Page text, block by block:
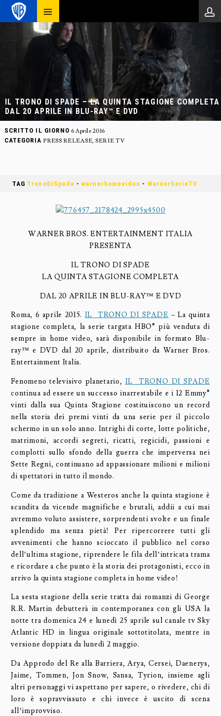
IL TRONO DI SPADE – LA QUINTA STAGIONE COMPLETA
DAL 20 APRILE IN BLU-RAY™ E DVD
SCRITTO IL GIORNO 6 Aprile 2016
CATEGORIA PRESS RELEASE,SERIE TV
TAGTronoDiSpade -warnerhomevideo - WarnerSerieTV
WARNER BROS. ENTERTAINMENT ITALIA
PRESENTA
IL TRONO DI SPADE
LA QUINTA STAGIONE COMPLETA
DAL 20 APRILE IN BLU-RAY™ E DVD
Roma, 6 aprile 2015. IL TRONO DI SPADE – La quinta
stagione completa, la serie targata HBO® più venduta di
sempre in home video, sarà disponibile in formato Blu-
ray™ e DVD dal 20 aprile, distribuito da Warner Bros.
Entertainment Italia.
Fenomeno televisivo planetario, IL TRONO DI SPADE
continua ad essere un successo inarrestabile e i 12 Emmy®
vinti dalla sua Quinta Stagione costituiscono un record
nella storia dei premi vinti da una serie per il piccolo
schermo in un solo anno. Intrighi di corte, lotte politiche,
matrimoni, accordi segreti, ricatti, regicidi, passioni e
complotti sullo sfondo della guerra che imperversa nei
Sette Regni, continuano ad appassionare milioni e milioni
di spettatori in tutto il mondo.
Come da tradizione a Westeros anche la quinta stagione è
scandita da vicende magnifiche e brutali, addii a cui mai
avremmo voluto assistere, sorprendenti svolte e un finale
splendido ma senza pietà! Per ripercorrere tutti gli
avvenimenti che hanno scioccato il pubblico nel corso
dell’ultima stagione, riprendere le fila dell’intricata trama
e ricordare a che punto è la storia dei protagonisti, ecco in
arrivo la quinta stagione completa in home video!
La sesta stagione della serie tratta dai romanzi di George
R.R. Martin debutterà in contemporanea con gli USA la
notte tra domenica 24 e lunedì 25 aprile sul canale tv Sky
Atlantic HD in lingua originale sottotitolata, mentre in
versione doppiata da lunedì 2 maggio.
Da Approdo del Re alla Barriera, Arya, Cersei, Daenerys,
Jaime, Tommen, Jon Snow, Sansa, Tyrion, insieme agli
altri personaggi vi aspettano per sapere, o rivedere, chi di
loro è sopravvissuto e chi invece è uscito di scena
all’improvviso.